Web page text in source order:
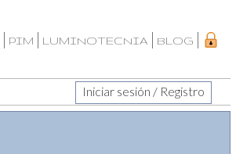
PIM LUMINOTECNIA BLOG
Iniciar sesión / Registro